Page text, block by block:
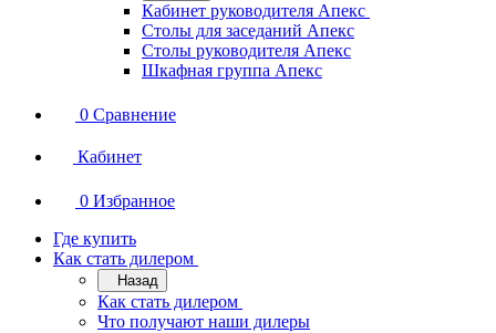
Кабинет руководителя Апекс
Столы для заседаний Апекс
Столы руководителя Апекс
Шкафная группа Апекс
0 Сравнение
Кабинет
0 Избранное
Где купить
Как стать дилером
Назад
Как стать дилером
Что получают наши дилеры